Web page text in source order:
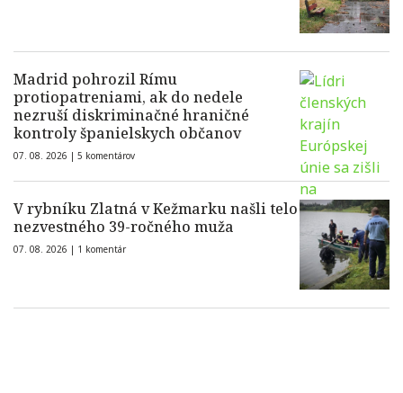
Madrid pohrozil Rímu
protiopatreniami, ak do nedele
nezruší diskriminačné hraničné
kontroly španielskych občanov
07. 08. 2026 | 5 komentárov
V rybníku Zlatná v Kežmarku našli telo
nezvestného 39-ročného muža
07. 08. 2026 | 1 komentár